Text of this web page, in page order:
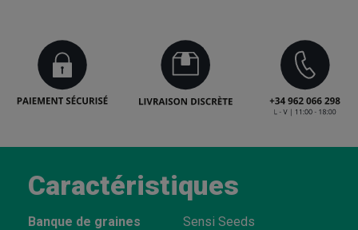
Caractéristiques
Banque de graines Sensi Seeds